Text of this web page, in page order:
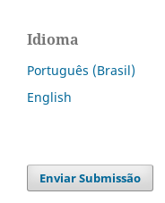
Idioma
Português (Brasil)
English
Enviar Submissão